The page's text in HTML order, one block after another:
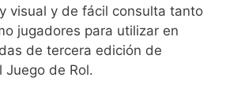
visual y de fácil consulta tanto
jugadores para utilizar en
de tercera edición de
Juego de Rol.